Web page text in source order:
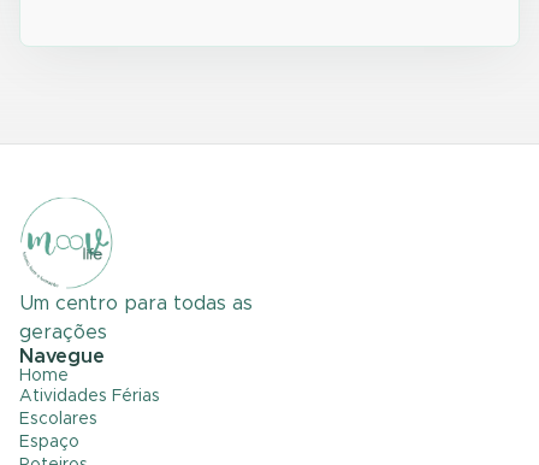
Um centro para todas as
gerações
Navegue
Home
Atividades Férias
Escolares
Espaço